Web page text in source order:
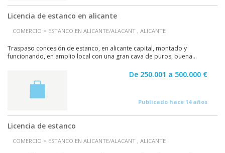
Licencia de estanco en alicante
COMERCIO > ESTANCO EN ALICANTE/ALACANT , ALICANTE
Traspaso concesión de estanco, en alicante capital, montado y
funcionando, en amplio local con una gran cava de puros, buena...
De 250.001 a 500.000 €
Publicado hace 14 años
Licencia de estanco
COMERCIO > ESTANCO EN ALICANTE/ALACANT , ALICANTE